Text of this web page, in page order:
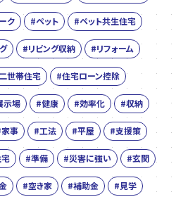
ク #ペット #ペット共生住宅
#リビング収納 #リフォーム
世帯住宅 #住宅ローン控除
示場 #健康 #効率化 #収納
事 #工法 #平屋 #支援策
#準備 #災害に強い #玄関
#空き家 #補助金 #見学